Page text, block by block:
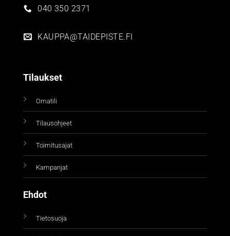
040 350 2371
KAUPPA@TAIDEPISTE.FI
Tilaukset
Omatili
Tilausohjeet
Toimitusajat
Kampanjat
Ehdot
Tietosuoja